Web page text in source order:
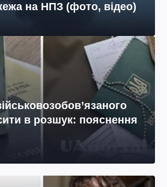
на НПЗ (фото, відео)
в розшук: пояснення